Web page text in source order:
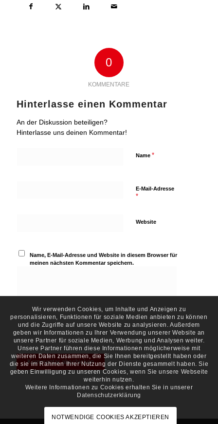
0
KOMMENTARE
Hinterlasse einen Kommentar
An der Diskussion beteiligen?
Hinterlasse uns deinen Kommentar!
Name *
E-Mail-Adresse
*
Website
Name, E-Mail-Adresse und Website in diesem Browser für
meinen nächsten Kommentar speichern.
Wir verwenden Cookies, um Inhalte und Anzeigen zu
personalisieren, Funktionen für soziale Medien anbieten zu können
und die Zugriffe auf unsere Website zu analysieren. Außerdem
geben wir Informationen zu Ihrer Verwendung unserer Website an
unsere Partner für soziale Medien, Werbung und Analysen weiter.
Unsere Partner führen diese Informationen möglicherweise mit
weiteren Daten zusammen, die Sie Ihnen bereitgestellt haben oder
die sie im Rahmen Ihrer Nutzung der Dienste gesammelt haben. Sie
geben Einwilligung zu unseren Cookies, wenn Sie unsere Webseite
weiterhin nutzen.
Weitere Informationen zu Cookies erhalten Sie in unserer
Datenschutzerklärung
NOTWENDIGE COOKIES AKZEPTIEREN